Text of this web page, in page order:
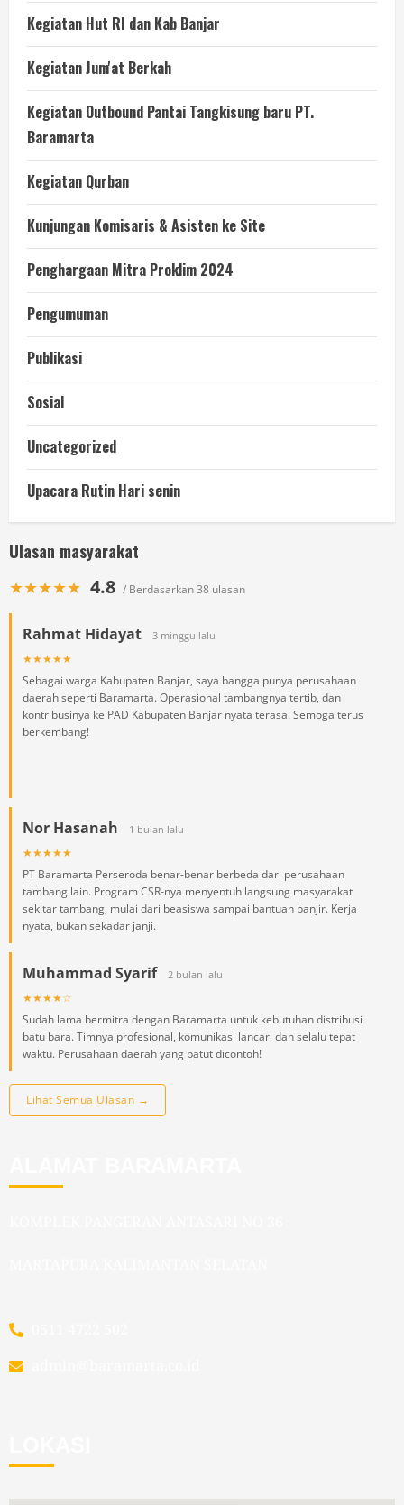
Kegiatan Hut RI dan Kab Banjar
Kegiatan Jum'at Berkah
Kegiatan Outbound Pantai Tangkisung baru PT.
Baramarta
Kegiatan Qurban
Kunjungan Komisaris & Asisten ke Site
Penghargaan Mitra Proklim 2024
Pengumuman
Publikasi
Sosial
Uncategorized
Upacara Rutin Hari senin
Ulasan masyarakat
★★★★★ 4.8 / Berdasarkan 38 ulasan
Rahmat Hidayat 3 minggu lalu
★★★★★
Sebagai warga Kabupaten Banjar, saya bangga punya perusahaan
daerah seperti Baramarta. Operasional tambangnya tertib, dan
kontribusinya ke PAD Kabupaten Banjar nyata terasa. Semoga terus
berkembang!
Nor Hasanah 1 bulan lalu
★★★★★
PT Baramarta Perseroda benar-benar berbeda dari perusahaan
tambang lain. Program CSR-nya menyentuh langsung masyarakat
sekitar tambang, mulai dari beasiswa sampai bantuan banjir. Kerja
nyata, bukan sekadar janji.
Muhammad Syarif 2 bulan lalu
★★★★☆
Sudah lama bermitra dengan Baramarta untuk kebutuhan distribusi
batu bara. Timnya profesional, komunikasi lancar, dan selalu tepat
waktu. Perusahaan daerah yang patut dicontoh!
Lihat Semua Ulasan →